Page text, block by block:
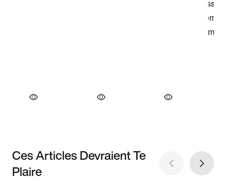
Ces Articles Devraient Te
Plaire